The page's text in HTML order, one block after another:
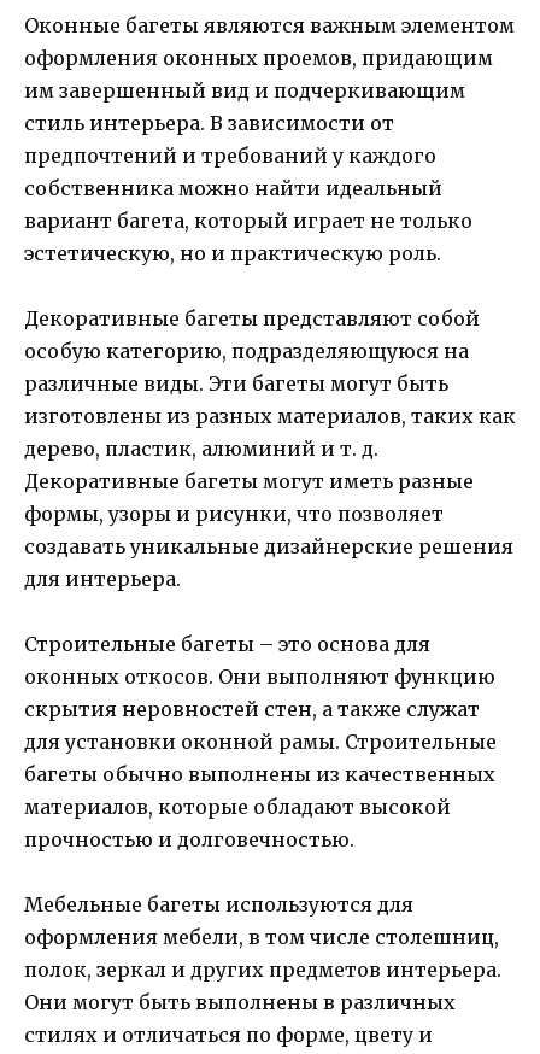
Оконные багеты являются важным элементом
оформления оконных проемов, придающим
им завершенный вид и подчеркивающим
стиль интерьера. В зависимости от
предпочтений и требований у каждого
собственника можно найти идеальный
вариант багета, который играет не только
эстетическую, но и практическую роль.
Декоративные багеты представляют собой
особую категорию, подразделяющуюся на
различные виды. Эти багеты могут быть
изготовлены из разных материалов, таких как
дерево, пластик, алюминий и т. д.
Декоративные багеты могут иметь разные
формы, узоры и рисунки, что позволяет
создавать уникальные дизайнерские решения
для интерьера.
Строительные багеты – это основа для
оконных откосов. Они выполняют функцию
скрытия неровностей стен, а также служат
для установки оконной рамы. Строительные
багеты обычно выполнены из качественных
материалов, которые обладают высокой
прочностью и долговечностью.
Мебельные багеты используются для
оформления мебели, в том числе столешниц,
полок, зеркал и других предметов интерьера.
Они могут быть выполнены в различных
стилях и отличаться по форме, цвету и